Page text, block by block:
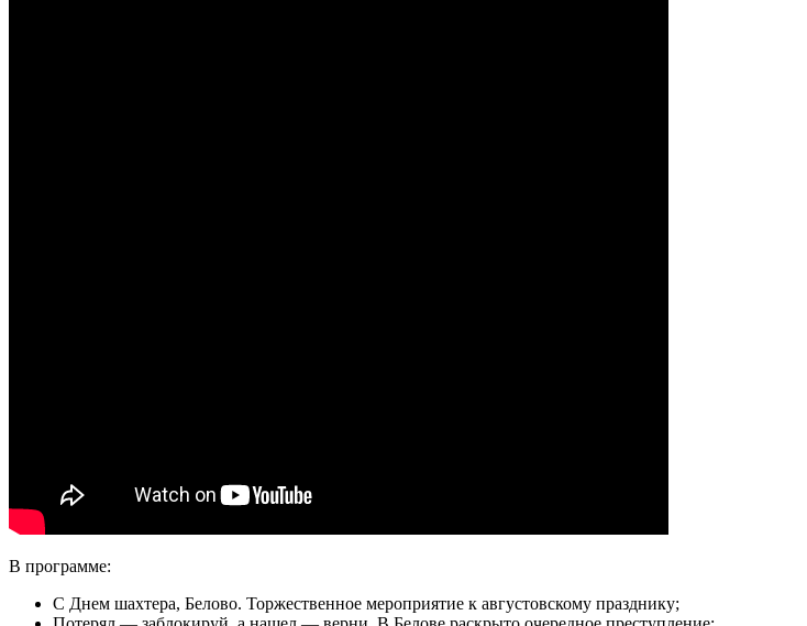
В программе:
С Днем шахтера, Белово. Торжественное мероприятие к августовскому празднику;